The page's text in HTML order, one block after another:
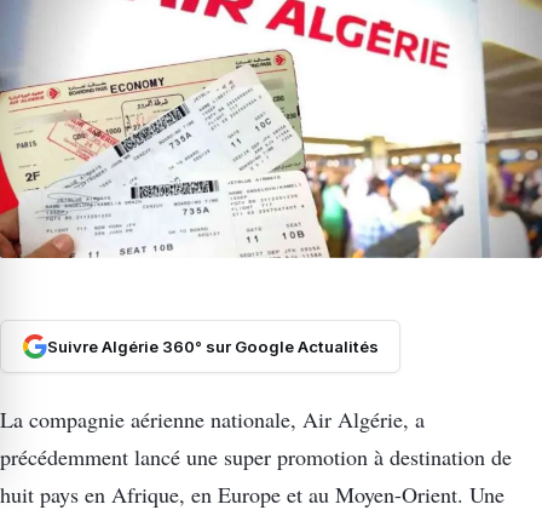
Suivre Algérie 360° sur Google Actualités
La compagnie aérienne nationale, Air Algérie, a
précédemment lancé une super promotion à destination de
huit pays en Afrique, en Europe et au Moyen-Orient. Une